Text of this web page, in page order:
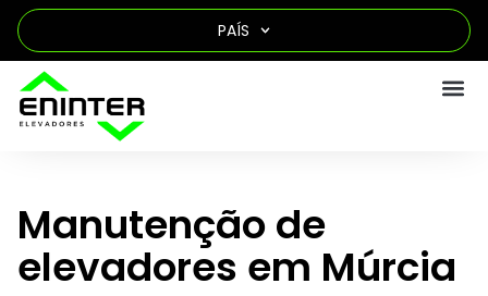
PAÍS
Manutenção de
elevadores em Múrcia